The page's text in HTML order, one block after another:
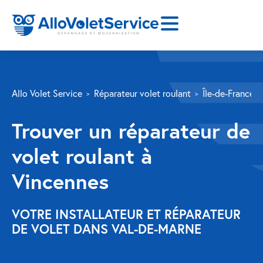
Volet roulant
Réparation
Volet roulant Velux
Au-delà de la fenêtre
Réparation store banne
Réparation portail
Allo Volet Service Réparateur volet roulant Île-de-France
Trouver un réparateur de
volet roulant à
Vincennes
VOTRE INSTALLATEUR ET RÉPARATEUR
DE VOLET DANS VAL-DE-MARNE